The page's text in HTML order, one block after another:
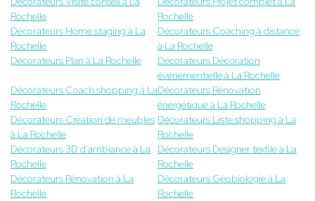
Rochelle
Rochelle
Décorateurs Home staging à La
Rochelle
Décorateurs Coaching à distance
à La Rochelle
Décorateurs Plan à La Rochelle
Décorateurs Décoration
événementielle à La Rochelle
Décorateurs Coach shopping à La
Rochelle
Décorateurs Rénovation
énergétique à La Rochelle
Décorateurs Création de meubles
à La Rochelle
Décorateurs Liste shopping à La
Rochelle
Décorateurs 3D d'ambiance à La
Rochelle
Décorateurs Designer textile à La
Rochelle
Décorateurs Rénovation à La
Rochelle
Décorateurs Géobiologie à La
Rochelle